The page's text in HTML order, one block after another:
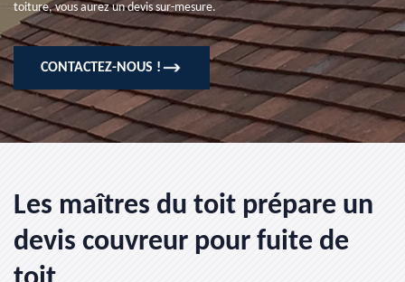
toiture, vous aurez un devis sur-mesure.
CONTACTEZ-NOUS !
Les maîtres du toit prépare un
devis couvreur pour fuite de